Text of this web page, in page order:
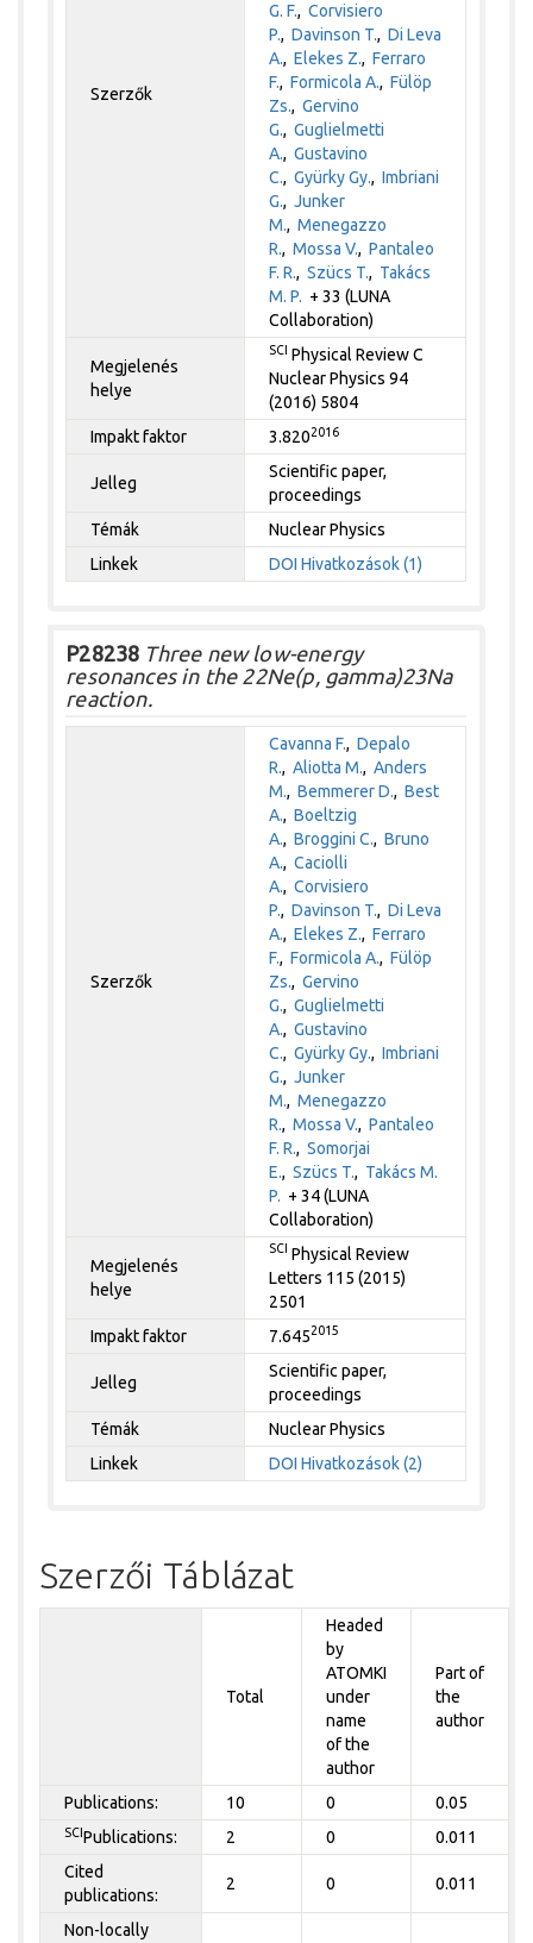
Szerzők
G. F.,Corvisiero
P.,Davinson T.,Di Leva
A.,Elekes Z.,Ferraro
F.,Formicola A.,Fülöp
Zs.,Gervino
G.,Guglielmetti
A.,Gustavino
C.,Gyürky Gy.,Imbriani
G.,Junker
M.,Menegazzo
R.,Mossa V.,Pantaleo
F. R.,Szücs T., Takács
M. P. + 33 (LUNA
Collaboration)
Megjelenés
helye
SCI Physical Review C
Nuclear Physics 94
(2016) 5804
Impakt faktor
3.8202016
Jelleg
Scientific paper,
proceedings
Témák
Nuclear Physics
Linkek
DOI Hivatkozások (1)
P28238 Three new low-energy
resonances in the 22Ne(p, gamma)23Na
reaction.
Szerzők
Cavanna F.,Depalo
R.,Aliotta M.,Anders
M.,Bemmerer D.,Best
A.,Boeltzig
A.,Broggini C.,Bruno
A.,Caciolli
A.,Corvisiero
P.,Davinson T.,Di Leva
A.,Elekes Z.,Ferraro
F.,Formicola A.,Fülöp
Zs.,Gervino
G.,Guglielmetti
A.,Gustavino
C.,Gyürky Gy.,Imbriani
G.,Junker
M.,Menegazzo
R.,Mossa V.,Pantaleo
F. R.,Somorjai
E.,Szücs T., Takács M.
P. + 34 (LUNA
Collaboration)
Megjelenés
helye
SCI Physical Review
Letters 115 (2015)
2501
Impakt faktor
7.6452015
Jelleg
Scientific paper,
proceedings
Témák
Nuclear Physics
Linkek
DOI Hivatkozások (2)
Szerzői Táblázat
Total
Headed
by
ATOMKI
under
name
of the
author
Part of
the
author
Publications: 10 0 0.05
SCIPublications: 2 0 0.011
Cited
publications:
2 0 0.011
Non-locally